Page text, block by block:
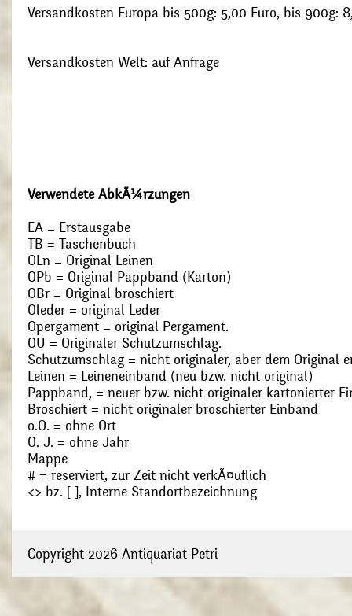
Versandkosten Europa bis 500g: 5,00 Euro, bis 900g:
Versandkosten Welt: auf Anfrage
Verwendete AbkÃ¼rzungen
EA = Erstausgabe
TB = Taschenbuch
OLn = Original Leinen
OPb = Original Pappband (Karton)
OBr = Original broschiert
Oleder = original Leder
Opergament = original Pergament.
OU = Originaler Schutzumschlag.
Schutzumschlag = nicht originaler, aber dem Original
Leinen = Leineneinband (neu bzw. nicht original)
Pappband, = neuer bzw. nicht originaler kartonierter
Broschiert = nicht originaler broschierter Einband
o.O. = ohne Ort
O. J. = ohne Jahr
Mappe
# = reserviert, zur Zeit nicht verkÃ¤uflich
<> bz. [ ], Interne Standortbezeichnung
Copyright 2026 Antiquariat Petri